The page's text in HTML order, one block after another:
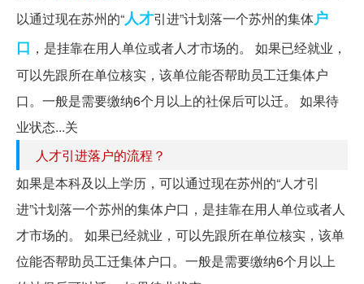
以通过现在苏州的“人才引进”计划落一个苏州的集体户
口 ，是挂靠在用人单位或者人才市场的。 如果已经就业，
可以先跟所在单位核实，该单位能否帮助员工迁集体户
口。一般是需要缴纳6个月以上的社保后可以迁。 如果待
业状态...关
人才引进落户的流程？
如果是本科及以上学历，可以通过现在苏州的“人才引
进”计划落一个苏州的集体户口，是挂靠在用人单位或者人
才市场的。 如果已经就业，可以先跟所在单位核实，该单
位能否帮助员工迁集体户口。一般是需要缴纳6个月以上